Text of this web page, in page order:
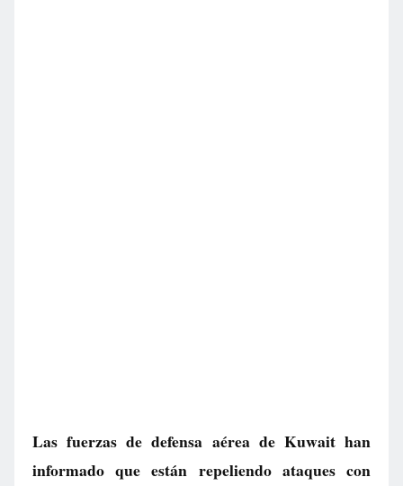
Las fuerzas de defensa aérea de Kuwait han
informado que están repeliendo ataques con